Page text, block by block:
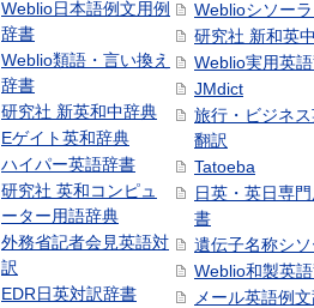
Weblio日本語例文用例
辞書
Weblio類語・言い換え
辞書
研究社 新英和中辞典
Eゲイト英和辞典
ハイパー英語辞書
研究社 英和コンピュ
ーター用語辞典
外務省記者会見英語対
訳
EDR日英対訳辞書
Weblioシソー
研究社 新和英
Weblio実用英
JMdict
旅行・ビジネ
翻訳
Tatoeba
日英・英日専
書
遺伝子名称シ
Weblio和製英
メール英語例